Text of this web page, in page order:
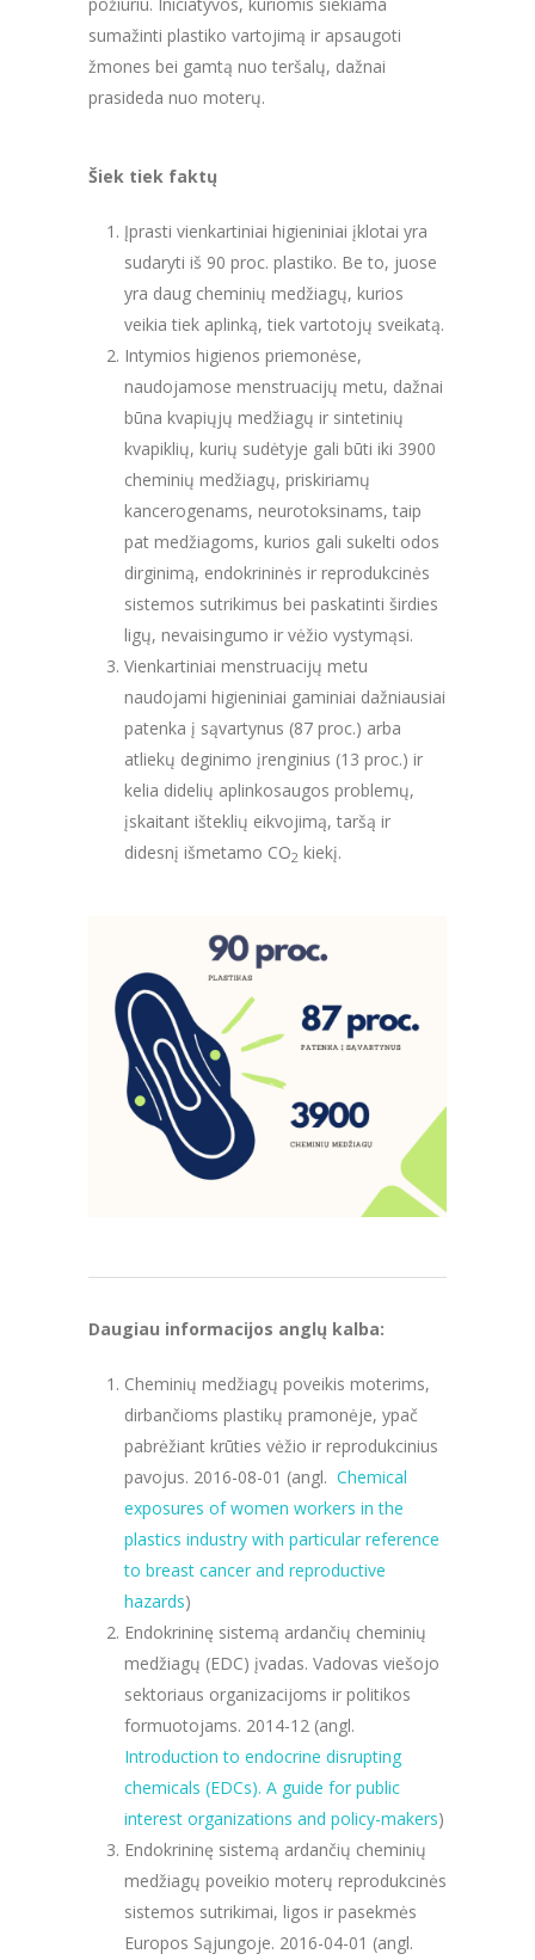
sumažinti plastiko vartojimą ir apsaugoti
žmones bei gamtą nuo teršalų, dažnai
prasideda nuo moterų.
Šiek tiek faktų
Įprasti vienkartiniai higieniniai įklotai yra
sudaryti iš 90 proc. plastiko. Be to, juose
yra daug cheminių medžiagų, kurios
veikia tiek aplinką, tiek vartotojų sveikatą.
Intymios higienos priemonėse,
naudojamose menstruacijų metu, dažnai
būna kvapiųjų medžiagų ir sintetinių
kvapiklių, kurių sudėtyje gali būti iki 3900
cheminių medžiagų, priskiriamų
kancerogenams, neurotoksinams, taip
pat medžiagoms, kurios gali sukelti odos
dirginimą, endokrininės ir reprodukcinės
sistemos sutrikimus bei paskatinti širdies
ligų, nevaisingumo ir vėžio vystymąsi.
Vienkartiniai menstruacijų metu
naudojami higieniniai gaminiai dažniausiai
patenka į sąvartynus (87 proc.) arba
atliekų deginimo įrenginius (13 proc.) ir
kelia didelių aplinkosaugos problemų,
įskaitant išteklių eikvojimą, taršą ir
didesnį išmetamo CO2 kiekį.
Daugiau informacijos anglų kalba:
Cheminių medžiagų poveikis moterims,
dirbančioms plastikų pramonėje, ypač
pabrėžiant krūties vėžio ir reprodukcinius
pavojus. 2016-08-01 (angl. Chemical
exposures of women workers in the
plastics industry with particular reference
to breast cancer and reproductive
hazards)
Endokrininę sistemą ardančių cheminių
medžiagų (EDC) įvadas. Vadovas viešojo
sektoriaus organizacijoms ir politikos
formuotojams. 2014-12 (angl.
Introduction to endocrine disrupting
chemicals (EDCs). A guide for public
interest organizations and policy-makers)
Endokrininę sistemą ardančių cheminių
medžiagų poveikio moterų reprodukcinės
sistemos sutrikimai, ligos ir pasekmės
Europos Sąjungoje. 2016-04-01 (angl.